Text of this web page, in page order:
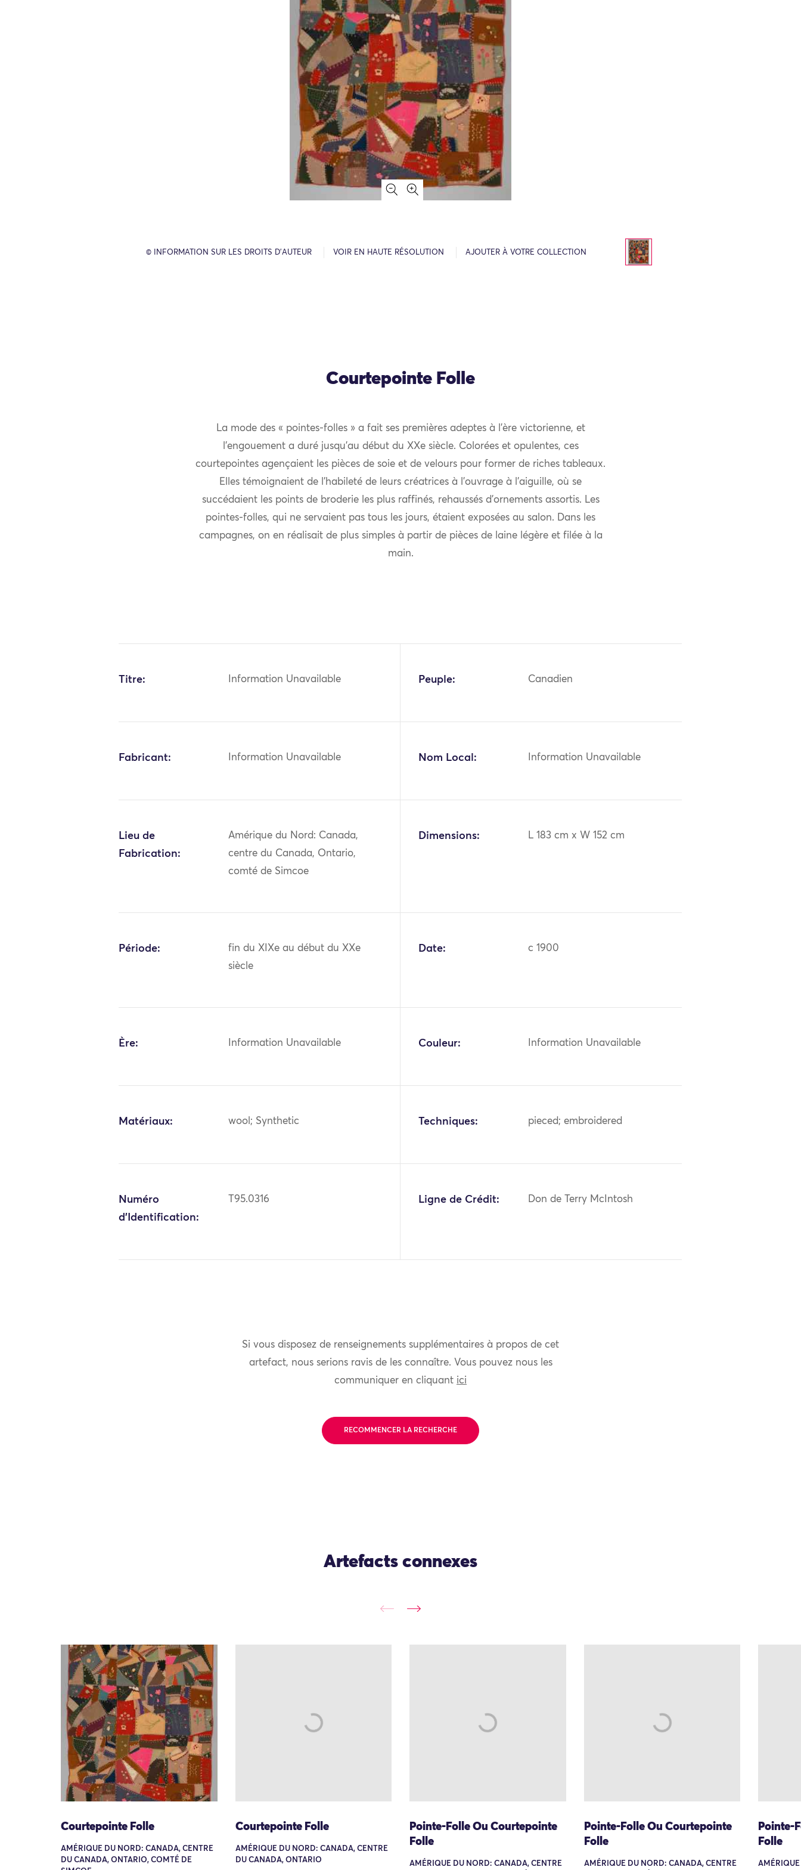
© INFORMATION SUR LES DROITS D’AUTEUR VOIR EN HAUTE RÉSOLUTION AJOUTER À VOTRE COLLECTION
Courtepointe Folle
La mode des « pointes-folles » a fait ses premières adeptes à l’ère victorienne, et
l’engouement a duré jusqu’au début du XXe siècle. Colorées et opulentes, ces
courtepointes agençaient les pièces de soie et de velours pour former de riches tableaux.
Elles témoignaient de l’habileté de leurs créatrices à l’ouvrage à l’aiguille, où se
succédaient les points de broderie les plus raffinés, rehaussés d’ornements assortis. Les
pointes-folles, qui ne servaient pas tous les jours, étaient exposées au salon. Dans les
campagnes, on en réalisait de plus simples à partir de pièces de laine légère et filée à la
main.
Titre: Information Unavailable Peuple: Canadien
Fabricant: Information Unavailable Nom Local: Information Unavailable
Lieu de
Fabrication:
Amérique du Nord: Canada,
centre du Canada, Ontario,
comté de Simcoe
Dimensions: L 183 cm x W 152 cm
Période:
fin du XIXe au début du XXe
siècle
Date: c 1900
Ère: Information Unavailable Couleur: Information Unavailable
Matériaux: wool; Synthetic Techniques: pieced; embroidered
Numéro
d'Identification:
T95.0316 Ligne de Crédit: Don de Terry McIntosh
Si vous disposez de renseignements supplémentaires à propos de cet
artefact, nous serions ravis de les connaître. Vous pouvez nous les
communiquer en cliquant ici
RECOMMENCER LA RECHERCHE
Artefacts connexes
Courtepointe Folle
AMÉRIQUE DU NORD: CANADA, CENTRE
DU CANADA, ONTARIO, COMTÉ DE
Courtepointe Folle
AMÉRIQUE DU NORD: CANADA, CENTRE
DU CANADA, ONTARIO
Pointe-Folle Ou Courtepointe
Folle
AMÉRIQUE DU NORD: CANADA, CENTRE
Pointe-Folle Ou Courtepointe
Folle
AMÉRIQUE DU NORD: CANADA, CENTRE
Pointe-
Folle